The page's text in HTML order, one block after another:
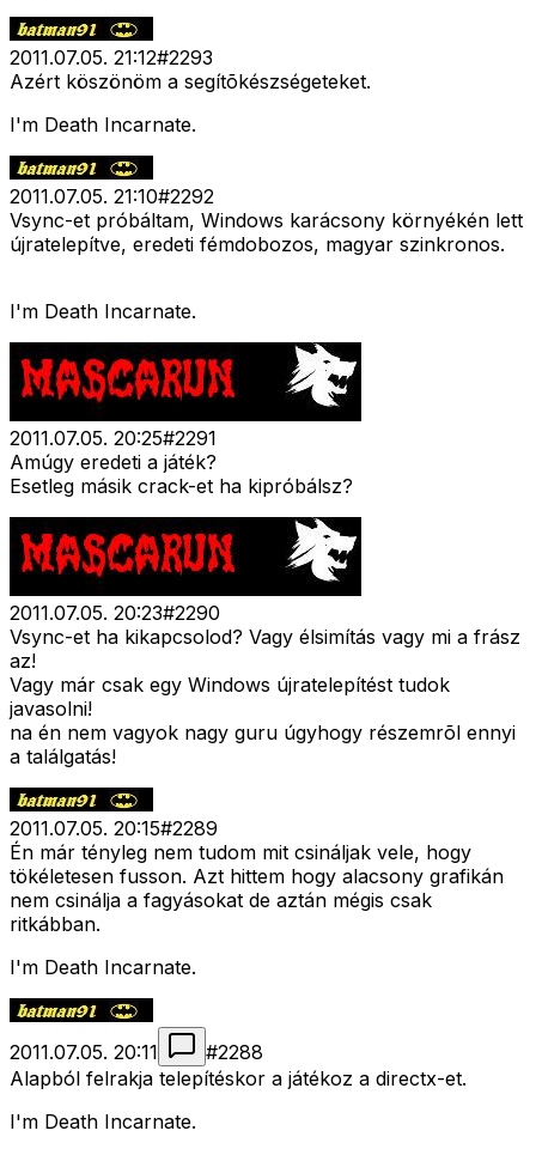
2011.07.05. 21:12#2293
Azért köszönöm a segítõkészségeteket.
I'm Death Incarnate.
2011.07.05. 21:10#2292
Vsync-et próbáltam, Windows karácsony környékén lett
újratelepítve, eredeti fémdobozos, magyar szinkronos.
I'm Death Incarnate.
2011.07.05. 20:25#2291
Amúgy eredeti a játék?
Esetleg másik crack-et ha kipróbálsz?
2011.07.05. 20:23#2290
Vsync-et ha kikapcsolod? Vagy élsimítás vagy mi a frász
az!
Vagy már csak egy Windows újratelepítést tudok
javasolni!
na én nem vagyok nagy guru úgyhogy részemrõl ennyi
a találgatás!
2011.07.05. 20:15#2289
Én már tényleg nem tudom mit csináljak vele, hogy
tökéletesen fusson. Azt hittem hogy alacsony grafikán
nem csinálja a fagyásokat de aztán mégis csak
ritkábban.
I'm Death Incarnate.
2011.07.05. 20:11 #2288
Alapból felrakja telepítéskor a játékoz a directx-et.
I'm Death Incarnate.